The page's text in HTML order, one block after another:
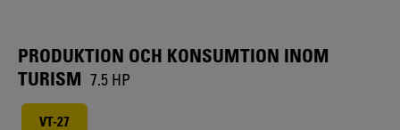
PRODUKTION OCH KONSUMTION INOM
TURISM 7.5 HP
VT-27